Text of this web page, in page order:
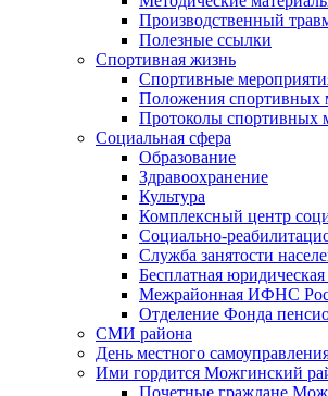
Производственный
Полезные ссылки
Спортивная жизнь
Спортивные
Положения спортивных
Протоколы спортивных
Социальная сфера
Образование
Здравоохранение
Культура
Комплексный центр
Социально-
Служба занятости
Бесплатная
Межрайонная ИФНС
Отделение Фонда
СМИ района
День местного
Ими гордится Можгинский
Почетные граждане